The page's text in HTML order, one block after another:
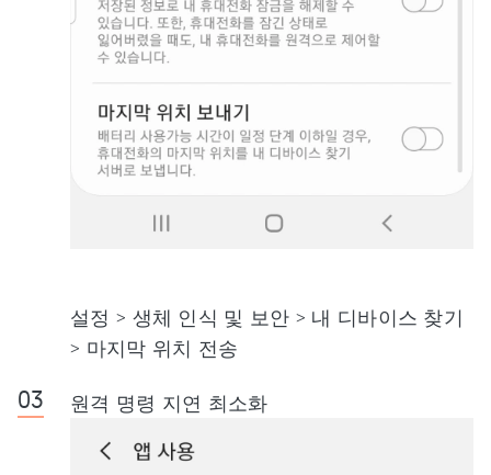
설정 > 생체 인식 및 보안 > 내 디바이스 찾기
> 마지막 위치 전송
원격 명령 지연 최소화